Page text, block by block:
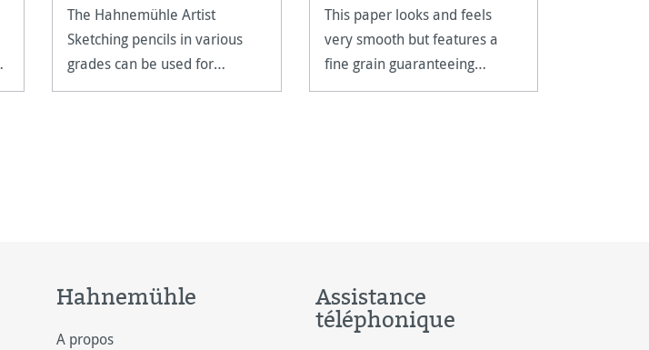
The Hahnemühle Artist
Sketching pencils in various
grades can be used for
drawing and sketching large-
This paper looks and feels
very smooth but features a
fine grain guaranteeing
excellent colour abrasion.
Hahnemühle
A propos
Assistance
téléphonique